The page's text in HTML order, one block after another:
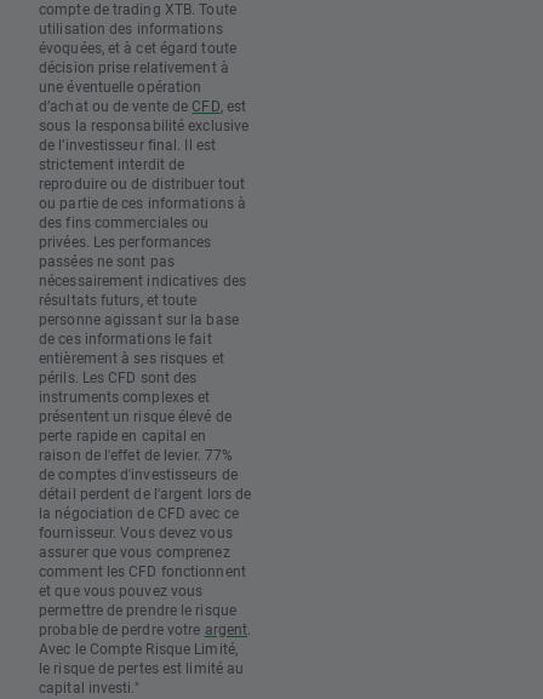
compte de trading XTB. Toute
utilisation des informations
évoquées, et à cet égard toute
décision prise relativement à
une éventuelle opération
d’achat ou de vente de CFD, est
sous la responsabilité exclusive
de l’investisseur final. Il est
strictement interdit de
reproduire ou de distribuer tout
ou partie de ces informations à
des fins commerciales ou
privées. Les performances
passées ne sont pas
nécessairement indicatives des
résultats futurs, et toute
personne agissant sur la base
de ces informations le fait
entièrement à ses risques et
périls. Les CFD sont des
instruments complexes et
présentent un risque élevé de
perte rapide en capital en
raison de l'effet de levier. 77%
de comptes d'investisseurs de
détail perdent de l'argent lors de
la négociation de CFD avec ce
fournisseur. Vous devez vous
assurer que vous comprenez
comment les CFD fonctionnent
et que vous pouvez vous
permettre de prendre le risque
probable de perdre votre argent.
Avec le Compte Risque Limité,
le risque de pertes est limité au
capital investi."